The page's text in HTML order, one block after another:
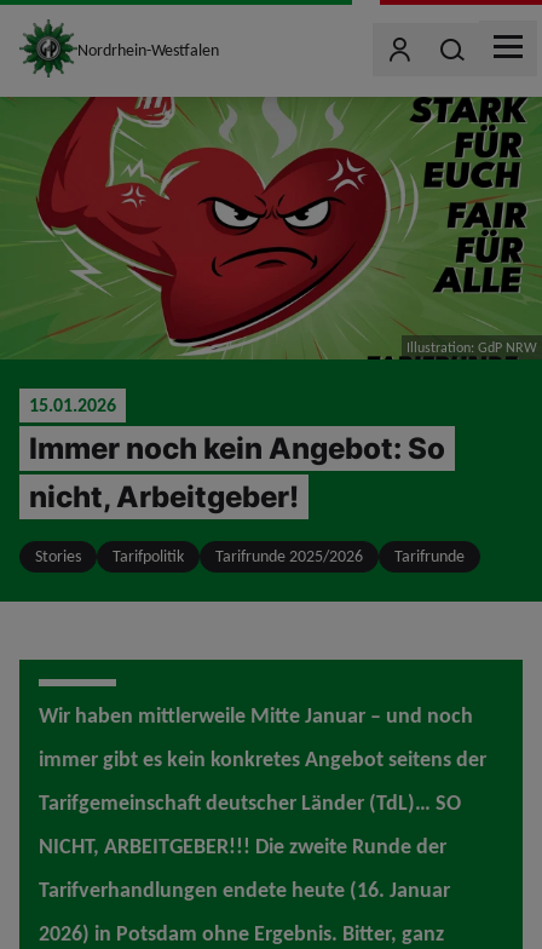
jumpToMain
site_logo
Nordrhein-Westfalen BenutzerWonach
MENU
Illustration: GdP NRW
15.01.2026
Immer noch kein Angebot: So
nicht, Arbeitgeber!
Stories Tarifpolitik Tarifrunde 2025/2026 Tarifrunde
Wir haben mittlerweile Mitte Januar – und noch
immer gibt es kein konkretes Angebot seitens der
Tarifgemeinschaft deutscher Länder (TdL)… SO
NICHT, ARBEITGEBER!!! Die zweite Runde der
Tarifverhandlungen endete heute (16. Januar
2026) in Potsdam ohne Ergebnis. Bitter, ganz